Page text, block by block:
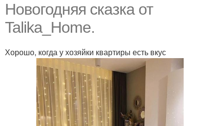
Новогодняя сказка от
Talika_Home.
Хорошо, когда у хозяйки квартиры есть вкус